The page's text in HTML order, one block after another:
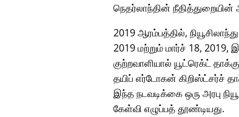
நெதர்லாந்தின்
2019 ஆரம்பத்தில்,
2019 மற்றும் மார்ச் 18,
குற்றவாளியால் யூட்ரெக்ட்
தயிப் எர்டோகன் கிறிஸ்ட்சர்ச்
இந்த நடவடிக்கை ஒரு அரபு
கேள்வி எழுப்பத் தூண்டியது.